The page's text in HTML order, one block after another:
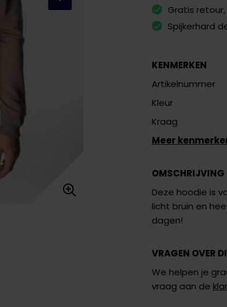
Gratis
Spijkerhard
KENMERKEN
Artikelnummer
Kleur
Kraag
Meer
OMSCHRIJVING
Deze hoodie is
licht bruin en
dagen!
VRAGEN OVER
We helpen je
vraag aan de